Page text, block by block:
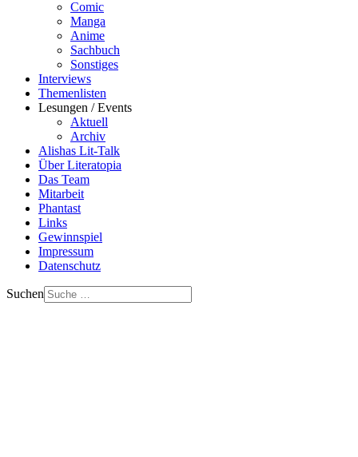
Comic
Manga
Anime
Sachbuch
Sonstiges
Interviews
Themenlisten
Lesungen / Events
Aktuell
Archiv
Alishas Lit-Talk
Über Literatopia
Das Team
Mitarbeit
Phantast
Links
Gewinnspiel
Impressum
Datenschutz
Suchen